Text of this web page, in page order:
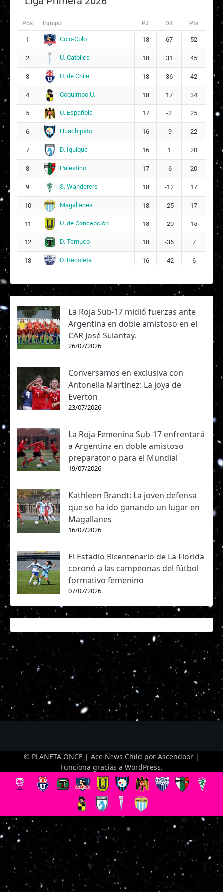
Nicol Stefania Sanhueza Herrera
Ninoska Alejandra Lecaros Muñoz
19
Bárbara Isabel Koster Medina
12
Teresita María BarRíos Portales
DT:Milenko Valenzuela
Pos Equipo PJ Dif Pts
1 Colo-Colo 18 67 52
2 U. Católica 18 31 45
3 U. de Chile 18 36 42
4 Coquimbo U. 18 17 34
5 U. Española 17 -2 25
6 Huachipato 16 -9 22
7 D. Iquique 16 1 20
8 Palestino 17 -6 20
9 S. Wanderers 18 -12 17
10 Magallanes 18 -25 17
11 U. de Concepción 18 -20 15
12 D. Temuco 18 -36 7
13 D. Recoleta 16 -42 6
La Roja Sub-17 midió fuerzas ante
Argentina en doble amistoso en el
CAR José Sulantay.
26/07/2026
Conversamos en exclusiva con
Antonella Martínez: La joya de
Everton
23/07/2026
La Roja Femenina Sub-17 enfrentará
a Argentina en doble amistoso
preparatorio para el Mundial
19/07/2026
Kathleen Brandt: La joven defensa
que se ha ido ganando un lugar en
Magallanes
16/07/2026
El Estadio Bicentenario de La Florida
coronó a las campeonas del fútbol
formativo femenino
07/07/2026
© PLANETA ONCE | Ace News Child por Ascendoor |
Funciona gracias a WordPress.
Optimized by Seraphinite Accelerator
Turns on site high speed to be attractive for people and search engines.